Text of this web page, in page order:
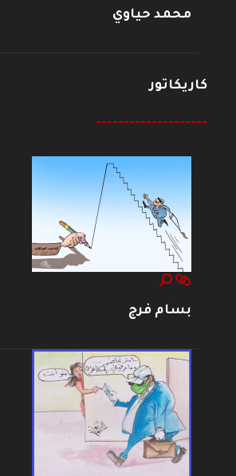
محمد حياوي
كاريكاتور
--------------------
بسام فرج